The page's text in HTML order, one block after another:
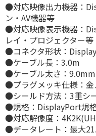
●対応映像出力機器：
ン・AV機器等
●対応映像表示機器：
レイ・プロジェクター等
●コネクタ形状：
●ケーブル長：3.0m
●ケーブル太さ：9.0mm
●プラグメッキ仕様：金
●シールド方法：3重シ
●規格：DisplayPort規
●対応解像度：
●データレート：最大